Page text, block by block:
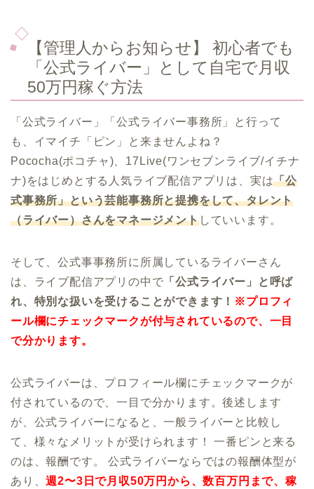
【管理人からお知らせ】 初心者でも
「公式ライバー」として自宅で月収
50万円稼ぐ方法
「公式ライバー」「公式ライバー事務所」と行って
も、イマイチ「ピン」と来ませんよね？
Pococha(ポコチャ)、17Live(ワンセブンライブ/イチナ
ナ)をはじめとする人気ライブ配信アプリは、実は「公
式事務所」という芸能事務所と提携をして、タレント
（ライバー）さんをマネージメントしていいます。
そして、公式事事務所に所属しているライバーさん
は、ライブ配信アプリの中で 「公式ライバー」と呼ば
れ、特別な扱いを受けることができます！ ※プロフィ
ール欄にチェックマークが付与されているので、一目
で分かります。
公式ライバーは、プロフィール欄にチェックマークが
付されているので、一目で分かります。後述します
が、公式ライバーになると、一般ライバーと比較し
て、様々なメリットが受けられます！ 一番ピンと来る
のは、報酬です。 公式ライバーならではの報酬体型が
あり、週2〜3日で月収50万円から、数百万円まで、稼